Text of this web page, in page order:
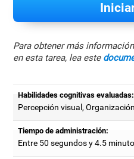
Para obtener más
en esta tarea, lea este
Habilidades cognitivas evaluadas:
Percepción visual,
Tiempo de administración:
Entre 50 segundos y 4.5